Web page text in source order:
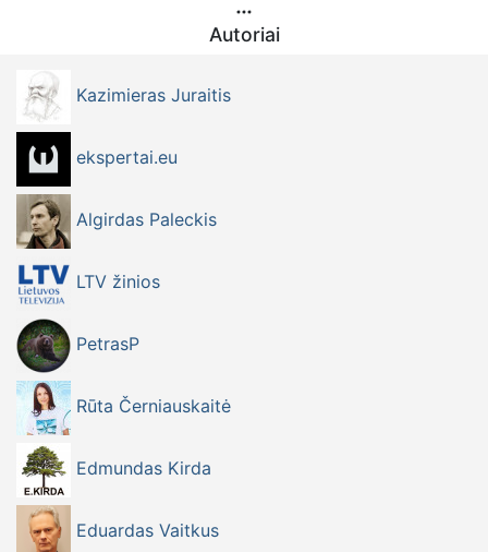
Autoriai
Kazimieras Juraitis
ekspertai.eu
Algirdas Paleckis
LTV žinios
PetrasP
Rūta Černiauskaitė
Edmundas Kirda
Eduardas Vaitkus